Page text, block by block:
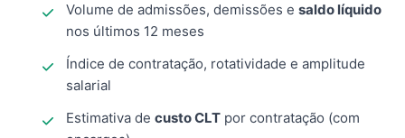
Volume de admissões, demissões e saldo líquido
nos últimos 12 meses
Índice de contratação, rotatividade e amplitude
salarial
Estimativa de custo CLT por contratação (com